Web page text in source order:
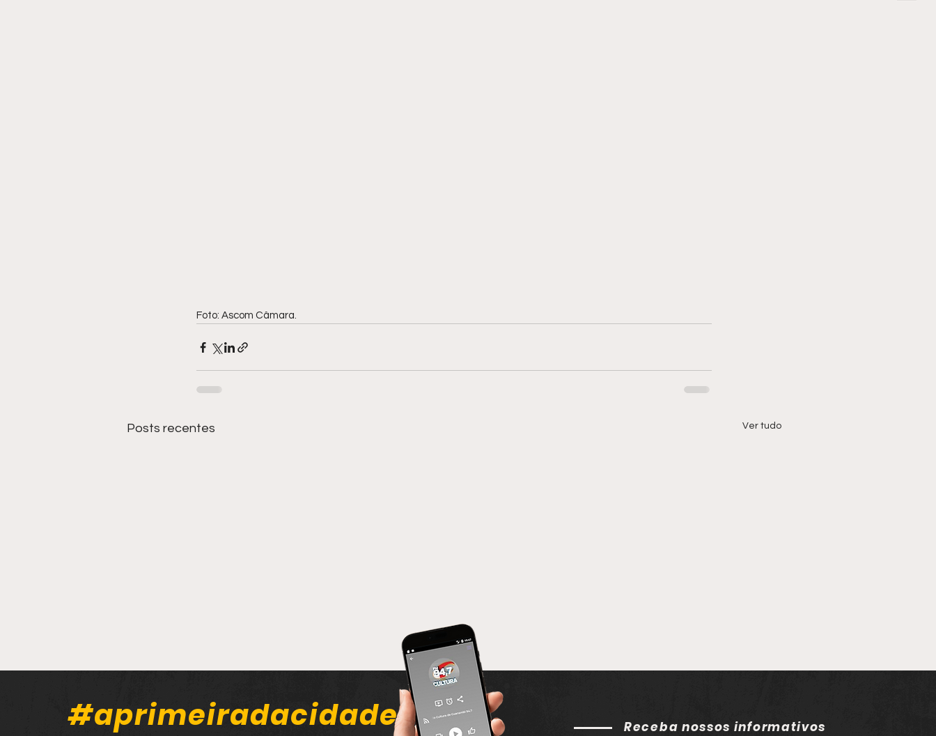
Foto: Ascom Câmara.
Posts recentes Ver tudo
#aprimeiradacidade Receba nossos informativos